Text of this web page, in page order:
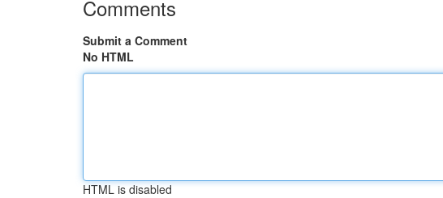
Comments
Submit a Comment
No HTML
HTML is disabled